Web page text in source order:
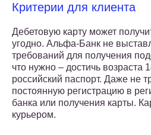
Критерии для клиента
Дебетовую карту может
угодно. Альфа-Банк не
требований для получения
что нужно – достичь возраста
российский паспорт. Даже не
постоянную регистрацию в
банка или получения карты.
курьером.